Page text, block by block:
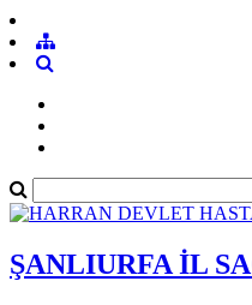
ŞANLIURFA İL